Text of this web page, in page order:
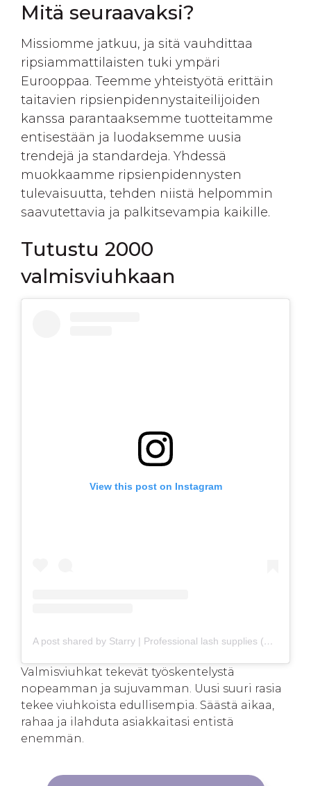
Mitä seuraavaksi?
Missiomme jatkuu, ja sitä vauhdittaa
ripsiammattilaisten tuki ympäri
Eurooppaa. Teemme yhteistyötä erittäin
taitavien ripsienpidennystaiteilijoiden
kanssa parantaaksemme tuotteitamme
entisestään ja luodaksemme uusia
trendejä ja standardeja. Yhdessä
muokkaamme ripsienpidennysten
tulevaisuutta, tehden niistä helpommin
saavutettavia ja palkitsevampia kaikille.
Tutustu 2000
valmisviuhkaan
View this post on Instagram
A post shared by Starry | Professional lash supplies (@starrylashes)
Valmisviuhkat tekevät työskentelystä
nopeamman ja sujuvamman. Uusi suuri rasia
tekee viuhkoista edullisempia. Säästä aikaa,
rahaa ja ilahduta asiakkaitasi entistä
enemmän.